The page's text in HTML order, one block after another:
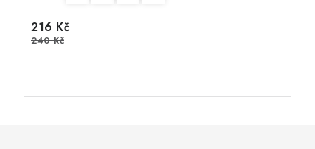
216 Kč
240 Kč